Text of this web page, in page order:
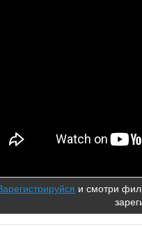
и смотри